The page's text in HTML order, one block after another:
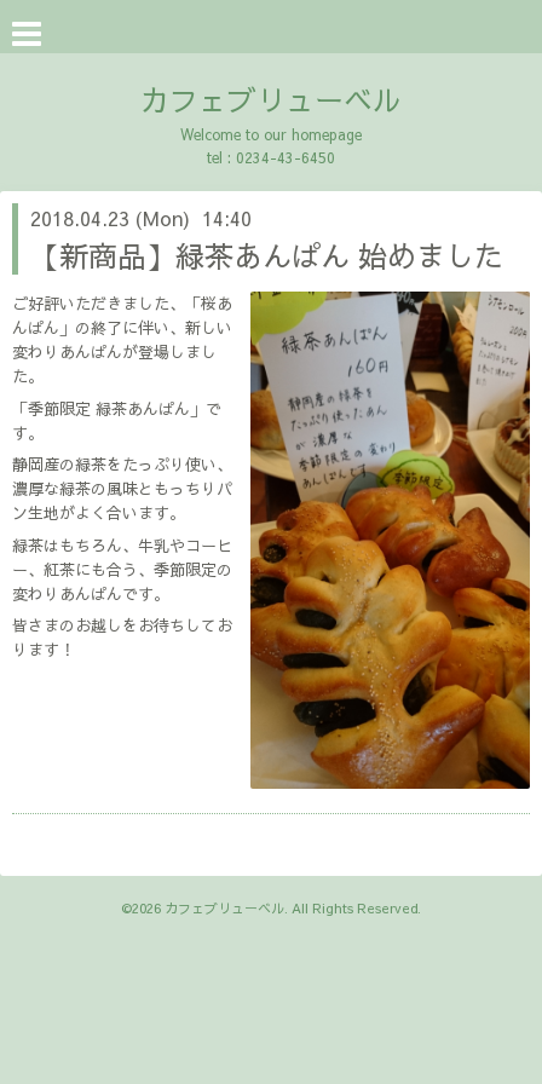
カフェブリューベル
Welcome to our homepage
tel : 0234-43-6450
2018.04.23 (Mon) 14:40
【新商品】緑茶あんぱん 始めました
ご好評いただきました、「桜あ
んぱん」の終了に伴い、新しい
変わりあんぱんが登場しまし
た。
「季節限定 緑茶あんぱん」で
す。
静岡産の緑茶をたっぷり使い、
濃厚な緑茶の風味ともっちりパ
ン生地がよく合います。
緑茶はもちろん、牛乳やコーヒ
ー、紅茶にも合う、季節限定の
変わりあんぱんです。
皆さまのお越しをお待ちしてお
ります！
©2026 カフェブリューベル. All Rights Reserved.